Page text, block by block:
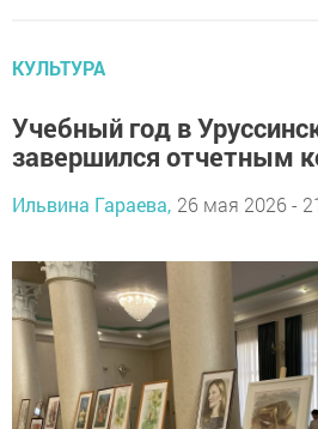
КУЛЬТУРА
Учебный год в
завершился отчетным
Ильвина Гараева, 26 мая 2026 -